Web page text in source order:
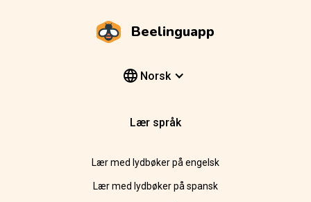
Beelinguapp
Norsk
Lær språk
Lær med lydbøker på engelsk
Lær med lydbøker på spansk